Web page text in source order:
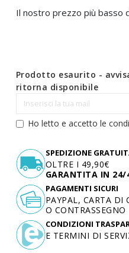
Il nostro prezzo più basso
Prodotto esaurito -
ritorna disponibile
Ho letto e accetto le
SPEDIZIONE
OLTRE I 49,90€
GARANTITA IN 24/
PAGAMENTI SICURI
PAYPAL, CARTA DI
O CONTRASSEGNO
CONDIZIONI
E TERMINI DI